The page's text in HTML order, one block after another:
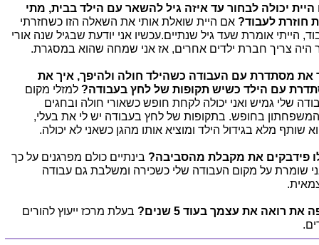
יכולה לבחור עד איזה גיל להשאר עם הילד בבית, מתי
חוזרת לעבוד? אם היית שואלת אותי את השאלה הזו כשחזרתי
הייתי אומרת שעד גיל שנתיים.עכשיו אני יודעת שבגיל שנה אורי
היה צריך חברת ילדים אחרים, אז אני שמחה שהוא במסגרת.
את מסתדרת עם העבודה כשהילד חולה ולהיפך, איך את
עם הילד כשיש תקופות של לחץ בעבודה? למזלי מקום
שלי גמיש ואני יכולה לקחת חופש כשאורי חולה ובחגים
בחופש. בתקופות של לחץ בעבודה יש לי את בעלי,
שותף מלא בגידול הילד ומוציא אותו מהגן כשאני לא יכולה.
פידבקים את מקבלת מהסביבה? בינתיים כולם מפרגנים על כך
שומרת על מקום העבודה שלי כשכירה ומשלבת גם עבודה
את רואה את עצמך בעוד 5 שנים?
בעלת מרכז ייעוץ להורים